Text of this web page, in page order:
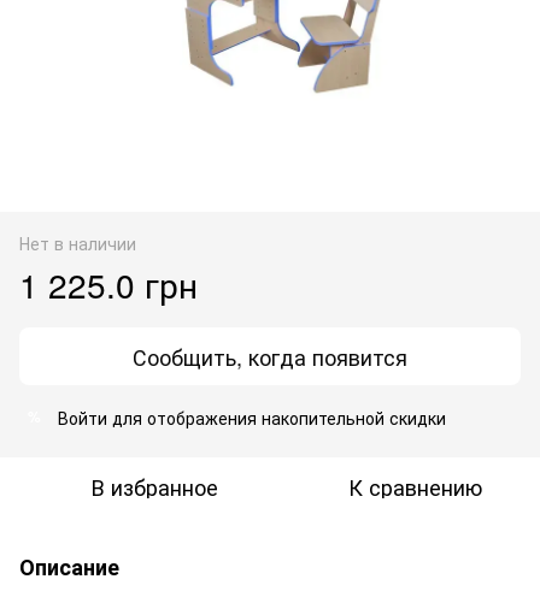
Нет в наличии
1 225.0 грн
Сообщить, когда появится
Войти для отображения накопительной скидки
В избранное К сравнению
Описание